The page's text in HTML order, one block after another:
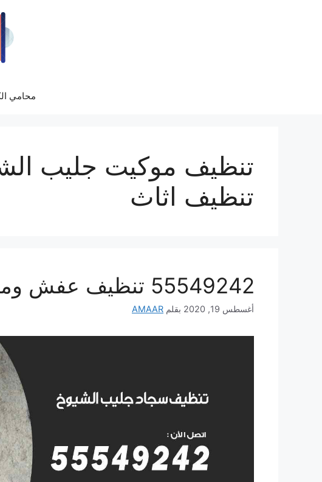
محامي
تنظيف موكيت جليب
تنظيف اثاث
55549242 تنظيف عفش وموكيت وزوليات
أغسطس 19, 2020 بقلم AMAAR